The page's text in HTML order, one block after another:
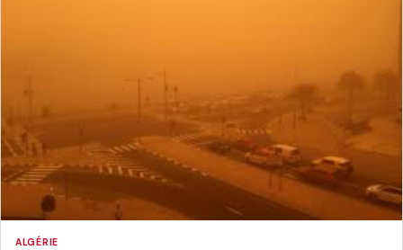
ALGÉRIE